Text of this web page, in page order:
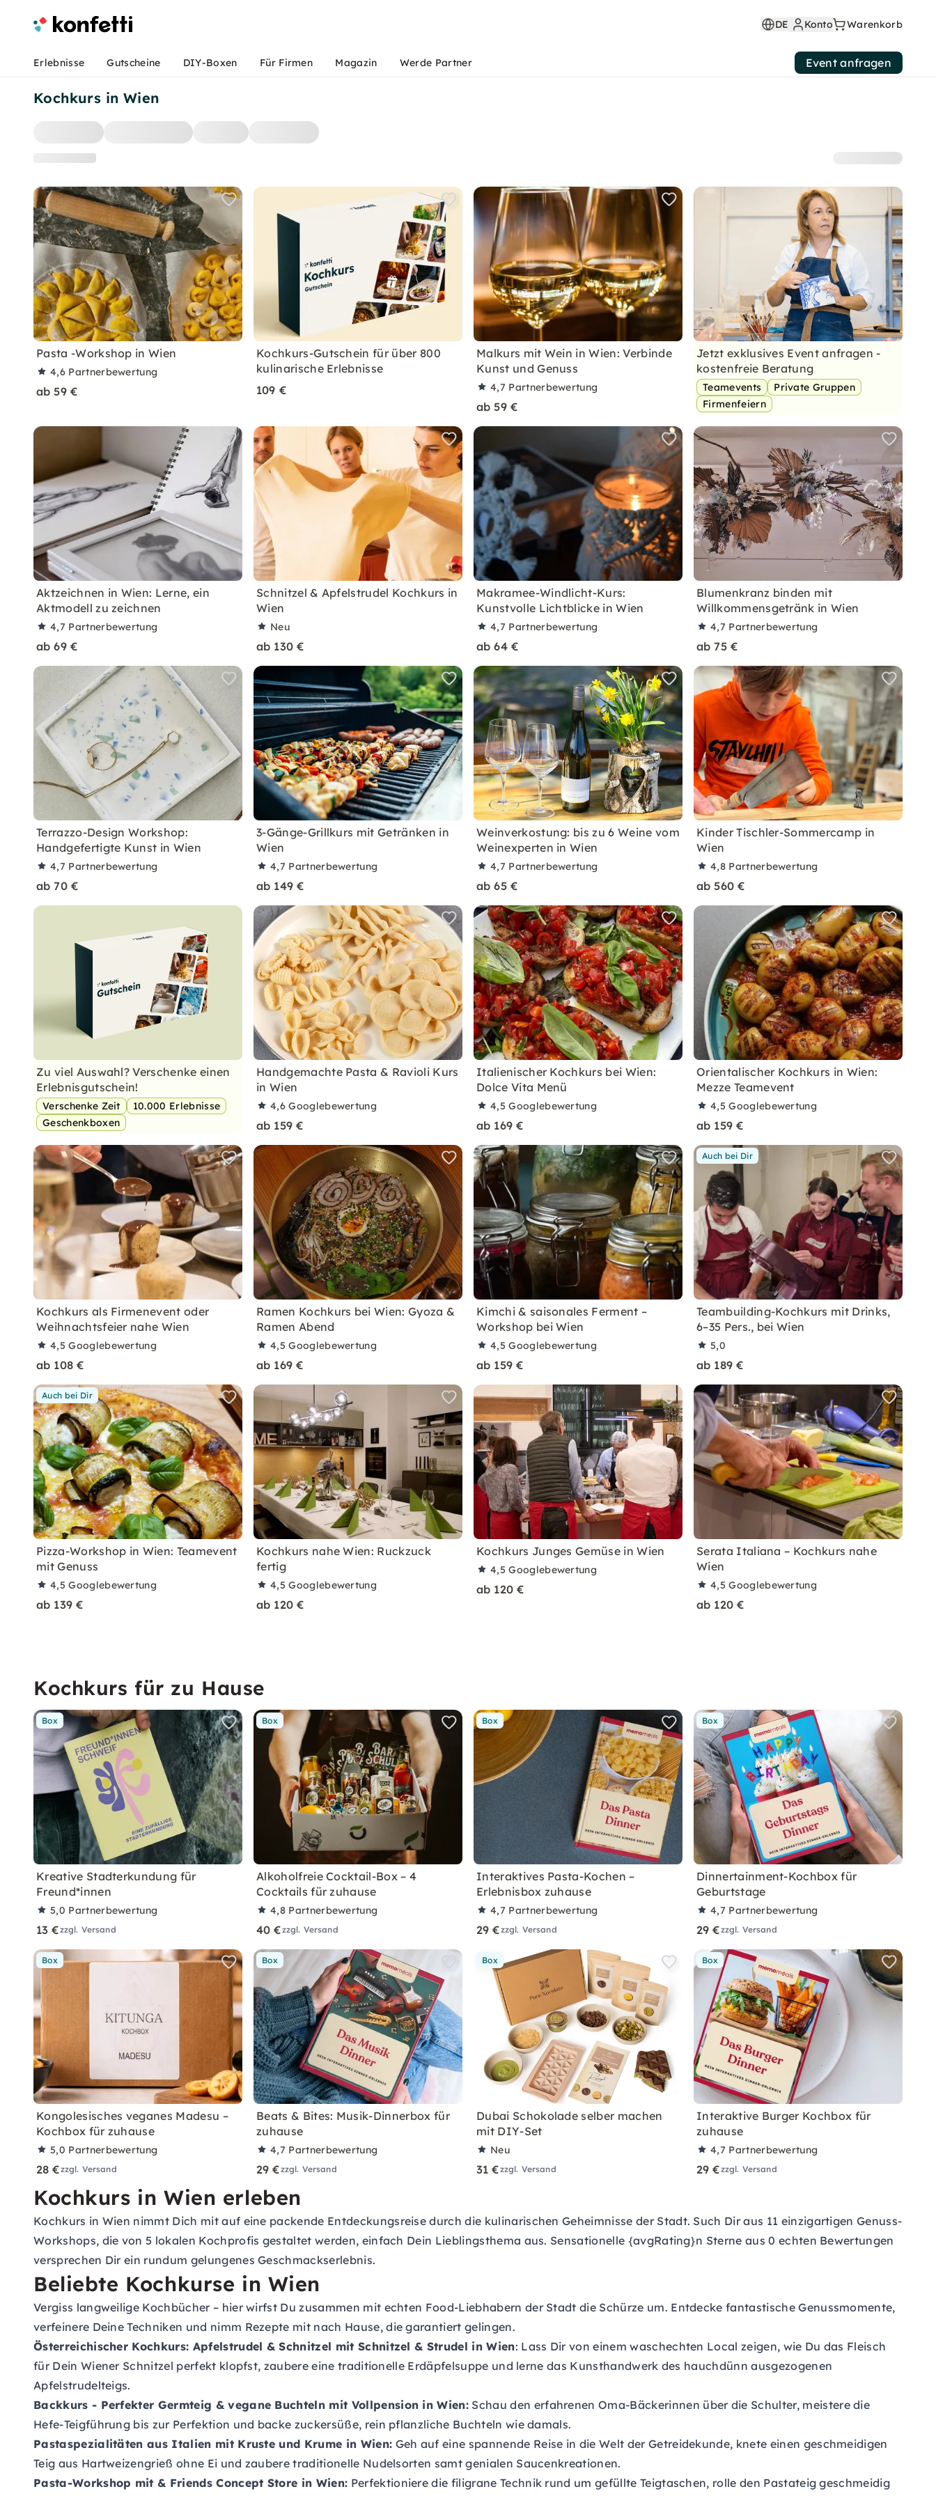
Kochkurs in Wien
Pasta -Workshop in Wien
4,6 Partnerbewertung
ab 59 €
Kochkurs-Gutschein für über 800
kulinarische Erlebnisse
109 €
Malkurs mit Wein in Wien: Verbinde
Kunst und Genuss
4,7 Partnerbewertung
ab 59 €
Jetzt exklusives Event anfragen -
kostenfreie Beratung
Teamevents
Private Gruppen
Firmenfeiern
Aktzeichnen in Wien: Lerne, ein
Aktmodell zu zeichnen
4,7 Partnerbewertung
ab 69 €
Schnitzel & Apfelstrudel Kochkurs in
Wien
Neu
ab 130 €
Makramee-Windlicht-Kurs:
Kunstvolle Lichtblicke in Wien
4,7 Partnerbewertung
ab 64 €
Blumenkranz binden mit
Willkommensgetränk in Wien
4,7 Partnerbewertung
ab 75 €
Terrazzo-Design Workshop:
Handgefertigte Kunst in Wien
4,7 Partnerbewertung
ab 70 €
3-Gänge-Grillkurs mit Getränken in
Wien
4,7 Partnerbewertung
ab 149 €
Weinverkostung: bis zu 6 Weine vom
Weinexperten in Wien
4,7 Partnerbewertung
ab 65 €
Kinder Tischler-Sommercamp in
Wien
4,8 Partnerbewertung
ab 560 €
Zu viel Auswahl? Verschenke einen
Erlebnisgutschein!
Verschenke Zeit
10.000 Erlebnisse
Geschenkboxen
Handgemachte Pasta & Ravioli Kurs
in Wien
4,6Googlebewertung
ab 159 €
Italienischer Kochkurs bei Wien:
Dolce Vita Menü
4,5Googlebewertung
ab 169 €
Orientalischer Kochkurs in Wien:
Mezze Teamevent
4,5Googlebewertung
ab 159 €
Kochkurs als Firmenevent oder
Weihnachtsfeier nahe Wien
4,5Googlebewertung
ab 108 €
Ramen Kochkurs bei Wien: Gyoza &
Ramen Abend
4,5Googlebewertung
ab 169 €
Kimchi & saisonales Ferment –
Workshop bei Wien
4,5Googlebewertung
ab 159 €
Auch bei Dir
Teambuilding-Kochkurs mit Drinks,
6–35 Pers., bei Wien
5,0
ab 189 €
Auch bei Dir
Pizza-Workshop in Wien: Teamevent
mit Genuss
4,5Googlebewertung
ab 139 €
Kochkurs nahe Wien: Ruckzuck
fertig
4,5Googlebewertung
ab 120 €
Kochkurs Junges Gemüse in Wien
4,5Googlebewertung
ab 120 €
Serata Italiana – Kochkurs nahe
Wien
4,5Googlebewertung
ab 120 €
Kochkurs für zu Hause
Box
Kreative Stadterkundung für
Freund*innen
5,0 Partnerbewertung
13 €zzgl. Versand
Box
Alkoholfreie Cocktail-Box – 4
Cocktails für zuhause
4,8 Partnerbewertung
40 €zzgl. Versand
Box
Interaktives Pasta-Kochen –
Erlebnisbox zuhause
4,7 Partnerbewertung
29 €zzgl. Versand
Box
Dinnertainment-Kochbox für
Geburtstage
4,7 Partnerbewertung
29 €zzgl. Versand
Box
Kongolesisches veganes Madesu –
Kochbox für zuhause
5,0 Partnerbewertung
28 €zzgl. Versand
Box
Beats & Bites: Musik-Dinnerbox für
zuhause
4,7 Partnerbewertung
29 €zzgl. Versand
Box
Dubai Schokolade selber machen
mit DIY-Set
Neu
31 €zzgl. Versand
Box
Interaktive Burger Kochbox für
zuhause
4,7 Partnerbewertung
29 €zzgl. Versand
Kochkurs in Wien erleben
Kochkurs in Wien nimmt Dich mit auf eine packende Entdeckungsreise durch die kulinarischen Geheimnisse der Stadt. Such Dir aus 11 einzigartigen Genuss-
Workshops, die von 5 lokalen Kochprofis gestaltet werden, einfach Dein Lieblingsthema aus. Sensationelle {avgRating}n Sterne aus 0 echten Bewertungen
versprechen Dir ein rundum gelungenes Geschmackserlebnis.
Beliebte Kochkurse in Wien
Vergiss langweilige Kochbücher – hier wirfst Du zusammen mit echten Food-Liebhabern der Stadt die Schürze um. Entdecke fantastische Genussmomente,
verfeinere Deine Techniken und nimm Rezepte mit nach Hause, die garantiert gelingen.
Österreichischer Kochkurs: Apfelstrudel & Schnitzel mit Schnitzel & Strudel in Wien: Lass Dir von einem waschechten Local zeigen, wie Du das Fleisch
für Dein Wiener Schnitzel perfekt klopfst, zaubere eine traditionelle Erdäpfelsuppe und lerne das Kunsthandwerk des hauchdünn ausgezogenen
Apfelstrudelteigs.
Backkurs - Perfekter Germteig & vegane Buchteln mit Vollpension in Wien: Schau den erfahrenen Oma-Bäckerinnen über die Schulter, meistere die
Hefe-Teigführung bis zur Perfektion und backe zuckersüße, rein pflanzliche Buchteln wie damals.
Pastaspezialitäten aus Italien mit Kruste und Krume in Wien: Geh auf eine spannende Reise in die Welt der Getreidekunde, knete einen geschmeidigen
Teig aus Hartweizengrieß ohne Ei und zaubere traditionelle Nudelsorten samt genialen Saucenkreationen.
Pasta-Workshop mit & Friends Concept Store in Wien: Perfektioniere die filigrane Technik rund um gefüllte Teigtaschen, rolle den Pastateig geschmeidig
DE Konto Warenkorb
Erlebnisse Gutscheine DIY-Boxen Für Firmen Magazin Werde Partner Event anfragen